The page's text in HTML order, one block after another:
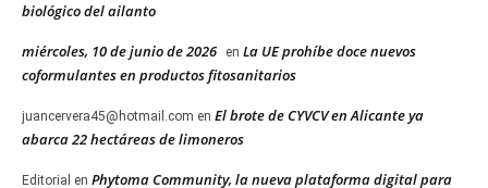
biológico del ailanto
miércoles, 10 de junio de 2026 en La UE prohíbe doce nuevos
coformulantes en productos fitosanitarios
juancervera45@hotmail.com en El brote de CYVCV en Alicante ya
abarca 22 hectáreas de limoneros
Editorial en Phytoma Community, la nueva plataforma digital para